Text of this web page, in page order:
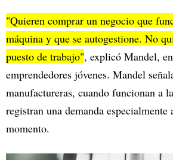
"Quieren comprar un negocio que
máquina y que se autogestione. No
puesto de trabajo", explicó Mandel,
emprendedores jóvenes. Mandel
manufactureras, cuando funcionan a
registran una demanda especialmente
momento.